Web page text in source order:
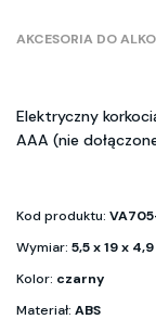
AKCESORIA DO
Elektryczny
AAA (nie
Kod produktu:
Wymiar: 5,5 x 19 x
Kolor: czarny
Materiał: ABS